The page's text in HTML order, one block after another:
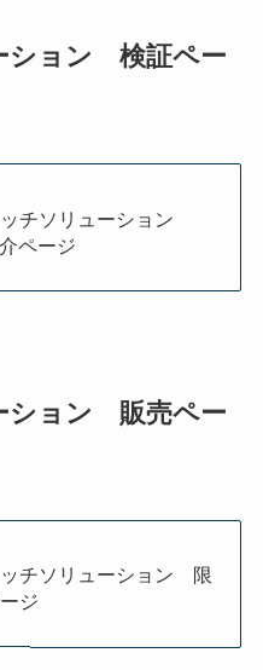
ション 検証ペー
チソリューション
ページ
ション 販売ペー
チソリューション 限
ジ